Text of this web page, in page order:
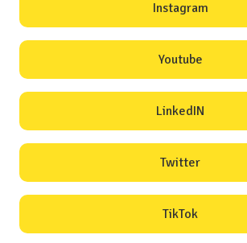
Instagram
Youtube
LinkedIN
Twitter
TikTok